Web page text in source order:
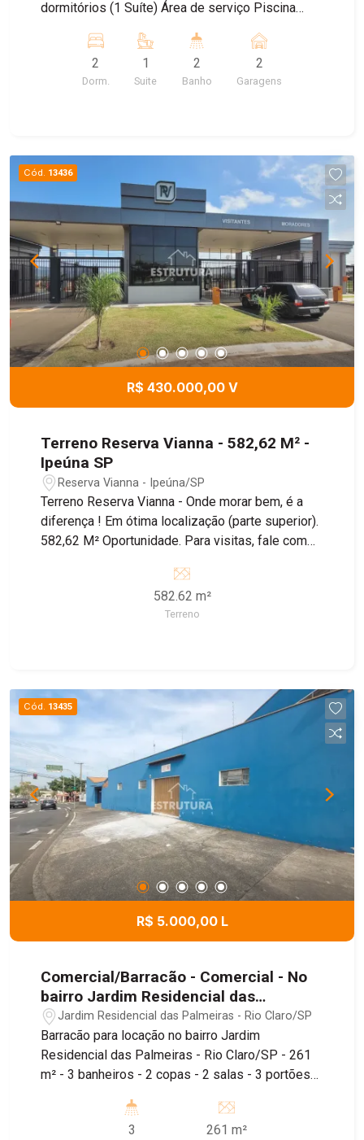
dormitórios (1 Suíte) Área de serviço Piscina
2
Dorm.
1
Suite
2
Banho
2
Garagens
Cód. 13436
R$ 430.000,00 V
Terreno Reserva Vianna - 582,62 M² -
Ipeúna SP
Reserva Vianna - Ipeúna/SP
Terreno Reserva Vianna - Onde morar bem, é a
diferença ! Em ótima localização (parte superior).
582,62 M² Oportunidade. Para visitas, fale com
582.62 m²
Terreno
Cód. 13435
R$ 5.000,00 L
Comercial/Barracão - Comercial - No
bairro Jardim Residencial das
Palmeiras
Jardim Residencial das Palmeiras - Rio Claro/SP
Barracão para locação no bairro Jardim
Residencial das Palmeiras - Rio Claro/SP - 261
m² - 3 banheiros - 2 copas - 2 salas - 3 portões
de 260m², conta com depósito, piso térreo e piso
superior, sendo localizado próximo ao
3 261 m²